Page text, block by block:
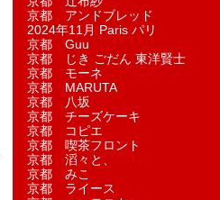
京都 アンドブレッド
2024年11月 Paris パリ
京都 Guu
京都 じき ごだん 東洋賢士
京都 モーネ
京都 MARUTA
京都 八坂
京都 チーズケーキ
京都 コピエ
京都 喫茶フロント
京都 滔々と、
京都 みこ
京都 ライース